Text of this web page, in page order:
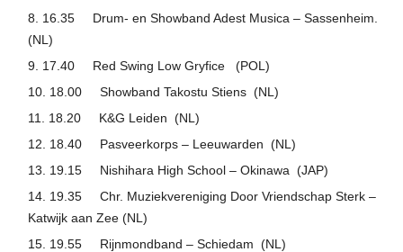
16.35 Drum- en Showband Adest Musica – Sassenheim.
(NL)
17.40 Red Swing Low Gryfice (POL)
18.00 Showband Takostu Stiens (NL)
18.20 K&G Leiden (NL)
18.40 Pasveerkorps – Leeuwarden (NL)
19.15 Nishihara High School – Okinawa (JAP)
19.35 Chr. Muziekvereniging Door Vriendschap Sterk –
Katwijk aan Zee (NL)
19.55 Rijnmondband – Schiedam (NL)